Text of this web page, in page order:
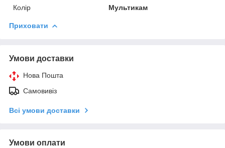
Колір
Мультикам
Приховати
Умови доставки
Нова Пошта
Самовивіз
Всі умови доставки
Умови оплати